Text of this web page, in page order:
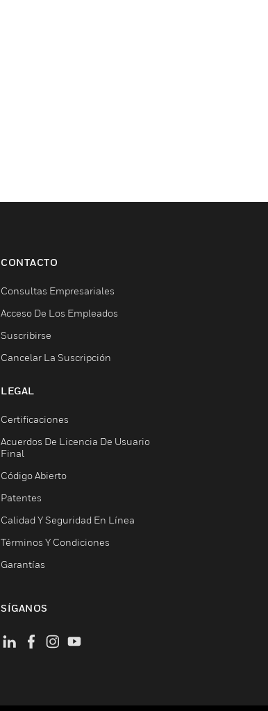
CONTACTO
Consultas Empresariales
Acceso De Los Empleados
Suscribirse
Cancelar La Suscripción
LEGAL
Certificaciones
Acuerdos De Licencia De Usuario
Final
Código Abierto
Patentes
Calidad Y Seguridad En Línea
Términos Y Condiciones
Garantías
SÍGANOS